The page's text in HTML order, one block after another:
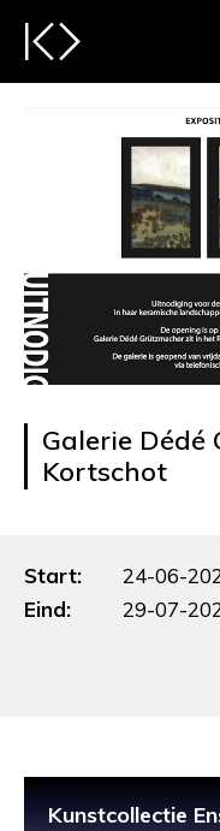
Galerie
Kortschot
Start:
24-06-
Eind:
29-07-
Kunstcollectie